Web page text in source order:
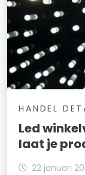
HANDEL
Led
laat je
22 januari